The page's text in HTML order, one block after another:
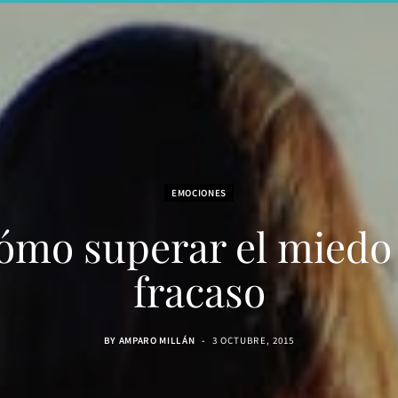
EMOCIONES
superar el
fracaso
BY AMPARO MILLÁN 3 OCTUBRE, 2015